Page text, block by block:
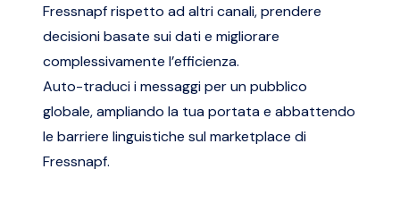
Fressnapf rispetto ad altri canali, prendere
decisioni basate sui dati e migliorare
complessivamente l’efficienza.
Auto-traduci i messaggi per un pubblico
globale, ampliando la tua portata e abbattendo
le barriere linguistiche sul marketplace di
Fressnapf.